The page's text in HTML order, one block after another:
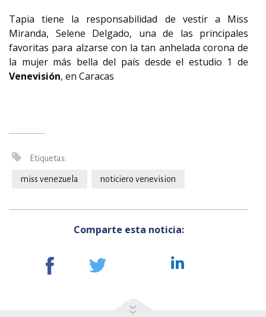
Tapia tiene la responsabilidad de vestir a Miss
Miranda, Selene Delgado, una de las principales
favoritas para alzarse con la tan anhelada corona de
la mujer más bella del país desde el estudio 1 de
Venevisión, en Caracas
Etiquetas:
miss venezuela noticiero venevision
Comparte esta noticia: